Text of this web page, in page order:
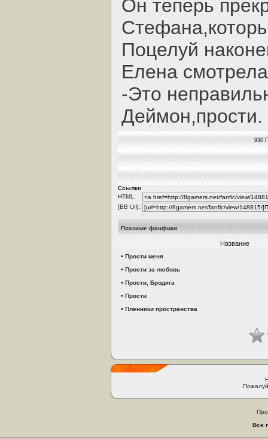
Он теперь
Поцелуй
Елена
-Это
Деймон,прости.
930
Ссылки
HTML:
[BB Url]:
Похожие фанфики
Название
• Прости меня
• Прости за любовь
• Прости, Бродяга
• Прости
• Пленники пространства
Все